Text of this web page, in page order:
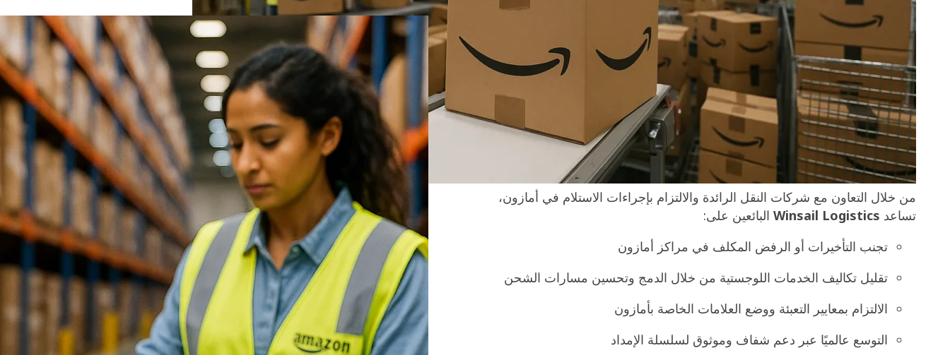
أصبح برنامج أمازون FBA (التنفيذ بواسطة أمازون) العمود الفقري للتجارة الإلكترونية
العالمية، مما يمكّن البائعين من الوصول إلى ملايين العملاء عبر شبكة لوجستية قوية.
ومع ذلك، فإن شحن البضائع من الصين إلى مراكز أمازون يتطلب التزامًا صارمًا
وتوقيتًا دقيقًا وحلولًا لوجستية فعالة من حيث التكلفة.
فيWinsail Logistics
شاملة للبائعين لتبسيط العملية من جمع البضائع في المصنع، والتخليص الجمركي،
والنقل البحري أو الجوي، ووضع العلامات والتعبئة حتى التسليم النهائي إلى مراكز
أمازون.
من خلال التعاون مع شركات النقل الرائدة والالتزام بإجراءات الاستلام في أمازون،
تساعد Winsail Logistics البائعين على:
تجنب التأخيرات أو الرفض المكلف في مراكز أمازون
تقليل تكاليف الخدمات اللوجستية من خلال الدمج وتحسين مسارات الشحن
الالتزام بمعايير التعبئة ووضع العلامات الخاصة بأمازون
التوسع عالميًا عبر دعم شفاف وموثوق لسلسلة الإمداد